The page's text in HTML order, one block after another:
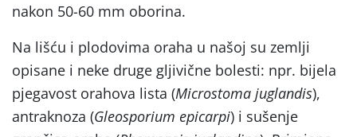
nakon 50-60 mm oborina.
Na lišću i plodovima oraha u našoj su zemlji
opisane i neke druge gljivične bolesti: npr. bijela
pjegavost orahova lista (Microstoma juglandis),
antraknoza (Gleosporium epicarpi) i sušenje